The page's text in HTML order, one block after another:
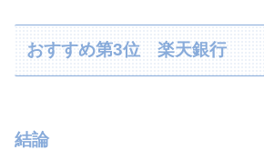
おすすめ第3位 楽天銀行
結論